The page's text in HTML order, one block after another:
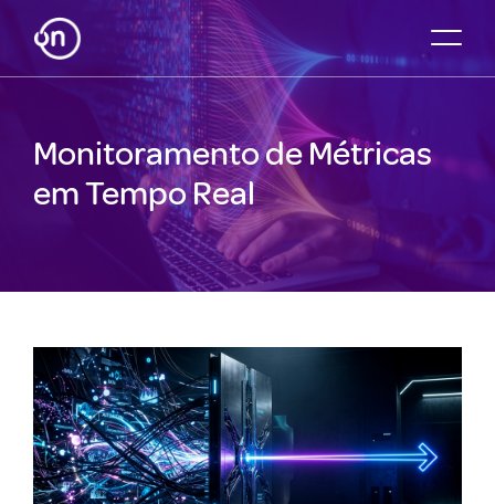
Monitoramento de Métricas
em Tempo Real